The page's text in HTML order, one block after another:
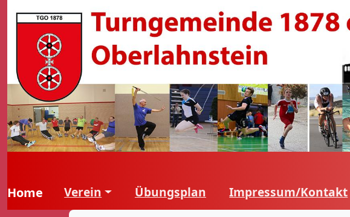
Home Verein Übungsplan Impressum/Kontakt